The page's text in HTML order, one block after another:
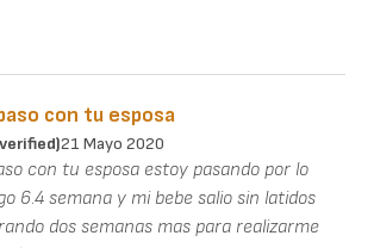
con tu esposa
21 Mayo 2020
con tu esposa estoy pasando por lo
6.4 semana y mi bebe salio sin latidos
dos semanas mas para realizarme